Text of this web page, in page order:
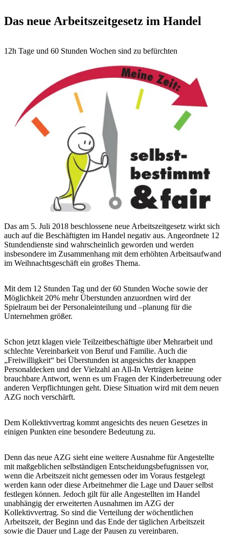
Das neue Arbeitszeitgesetz im Handel
12h Tage und 60 Stunden Wochen sind zu befürchten
Das am 5. Juli 2018 beschlossene neue Arbeitszeitgesetz wirkt sich
auch auf die Beschäftigten im Handel negativ aus. Angeordnete 12
Stundendienste sind wahrscheinlich geworden und werden
insbesondere im Zusammenhang mit dem erhöhten Arbeitsaufwand
im Weihnachtsgeschäft ein großes Thema.
Mit dem 12 Stunden Tag und der 60 Stunden Woche sowie der
Möglichkeit 20% mehr Überstunden anzuordnen wird der
Spielraum bei der Personaleinteilung und –planung für die
Unternehmen größer.
Schon jetzt klagen viele Teilzeitbeschäftigte über Mehrarbeit und
schlechte Vereinbarkeit von Beruf und Familie. Auch die
„Freiwilligkeit“ bei Überstunden ist angesichts der knappen
Personaldecken und der Vielzahl an All-In Verträgen keine
brauchbare Antwort, wenn es um Fragen der Kinderbetreuung oder
anderen Verpflichtungen geht. Diese Situation wird mit dem neuen
AZG noch verschärft.
Dem Kollektivvertrag kommt angesichts des neuen Gesetzes in
einigen Punkten eine besondere Bedeutung zu.
Denn das neue AZG sieht eine weitere Ausnahme für Angestellte
mit maßgeblichen selbständigen Entscheidungsbefugnissen vor,
wenn die Arbeitszeit nicht gemessen oder im Voraus festgelegt
werden kann oder diese Arbeitnehmer die Lage und Dauer selbst
festlegen können. Jedoch gilt für alle Angestellten im Handel
unabhängig der erweiterten Ausnahmen im AZG der
Kollektivvertrag. So sind die Verteilung der wöchentlichen
Arbeitszeit, der Beginn und das Ende der täglichen Arbeitszeit
sowie die Dauer und Lage der Pausen zu vereinbaren.